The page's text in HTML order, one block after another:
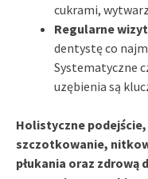
cukrami,
Regularne
dentystę co
Systematyczne
uzębienia są
Holistyczne
szczotkowanie,
płukania oraz